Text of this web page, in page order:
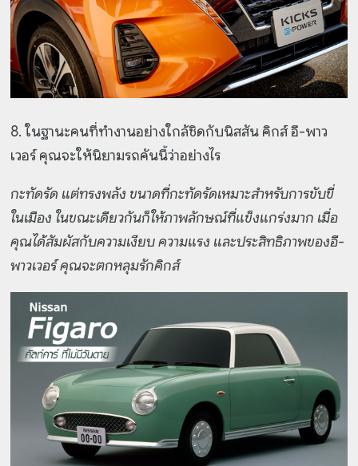
8. ในฐานะคนที่ทำงานอย่างใกล้ชิดกับนิสสัน คิกส์ อี-พาว
เวอร์ คุณจะให้นิยามรถคันนี้ว่าอย่างไร
กะทัดรัด แต่ทรงพลัง ขนาดที่กะทัดรัดเหมาะสำหรับการขับขี่
ในเมือง ในขณะเดียวกันก็ให้ภาพลักษณ์ที่แข็งแกร่งมาก เมื่อ
คุณได้สัมผัสกับความเงียบ ความแรง และประสิทธิภาพของอี-
พาวเวอร์ คุณจะตกหลุมรักคิกส์